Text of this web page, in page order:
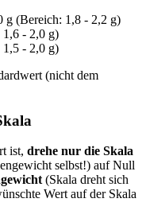
g (Bereich: 1,8 - 2,2 g)
1,6 - 2,0 g)
1,5 - 2,0 g)
(nicht dem
ist, drehe nur die Skala
selbst!) auf Null
(Skala dreht sich
Wert auf der Skala